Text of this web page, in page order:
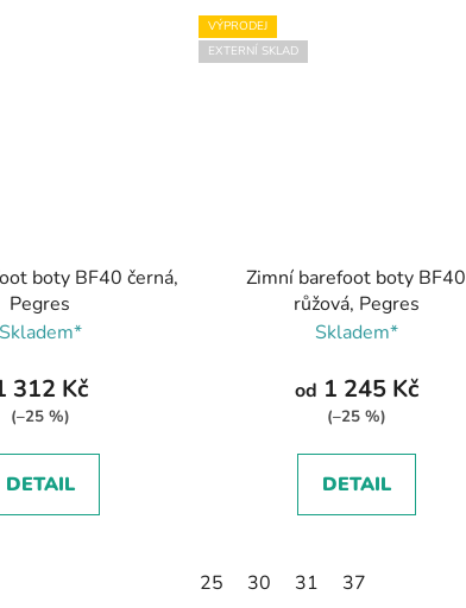
boty BF40 černá,
Pegres
Skladem*
312 Kč
(–25 %)
DETAIL
VÝPRODEJ
EXTERNÍ SKLAD
Zimní barefoot boty BF40
růžová, Pegres
Skladem*
od 1 245 Kč
(–25 %)
DETAIL
25 30 31 37